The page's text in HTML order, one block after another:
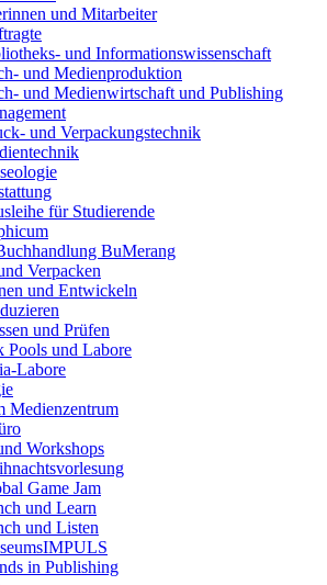
und Mitarbeiter
und Informationswissenschaft
und Medienproduktion
und Medienwirtschaft und Publishing
und Verpackungstechnik
für Studierende
BuMerang
Verpacken
und Entwickeln
und Prüfen
Pools und Labore
Labore
Medienzentrum
Workshops
Game Jam
und Learn
und Listen
in Publishing